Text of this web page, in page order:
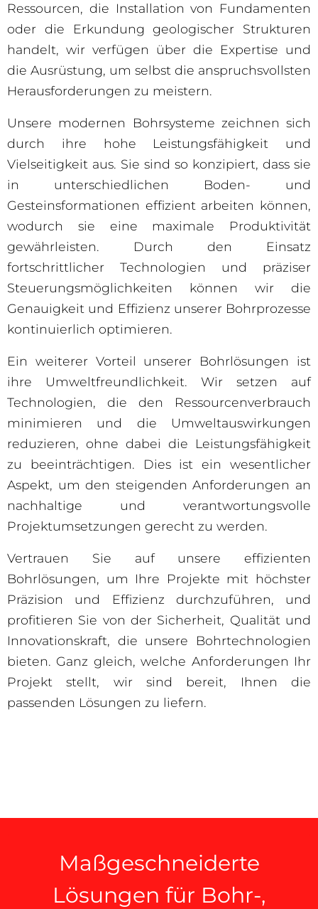
Ressourcen, die Installation von Fundamenten
oder die Erkundung geologischer Strukturen
handelt, wir verfügen über die Expertise und
die Ausrüstung, um selbst die anspruchsvollsten
Herausforderungen zu meistern.
Unsere modernen Bohrsysteme zeichnen sich
durch ihre hohe Leistungsfähigkeit und
Vielseitigkeit aus. Sie sind so konzipiert, dass sie
in unterschiedlichen Boden- und
Gesteinsformationen effizient arbeiten können,
wodurch sie eine maximale Produktivität
gewährleisten. Durch den Einsatz
fortschrittlicher Technologien und präziser
Steuerungsmöglichkeiten können wir die
Genauigkeit und Effizienz unserer Bohrprozesse
kontinuierlich optimieren.
Ein weiterer Vorteil unserer Bohrlösungen ist
ihre Umweltfreundlichkeit. Wir setzen auf
Technologien, die den Ressourcenverbrauch
minimieren und die Umweltauswirkungen
reduzieren, ohne dabei die Leistungsfähigkeit
zu beeinträchtigen. Dies ist ein wesentlicher
Aspekt, um den steigenden Anforderungen an
nachhaltige und verantwortungsvolle
Projektumsetzungen gerecht zu werden.
Vertrauen Sie auf unsere effizienten
Bohrlösungen, um Ihre Projekte mit höchster
Präzision und Effizienz durchzuführen, und
profitieren Sie von der Sicherheit, Qualität und
Innovationskraft, die unsere Bohrtechnologien
bieten. Ganz gleich, welche Anforderungen Ihr
Projekt stellt, wir sind bereit, Ihnen die
passenden Lösungen zu liefern.
Maßgeschneiderte
Lösungen für Bohr-,